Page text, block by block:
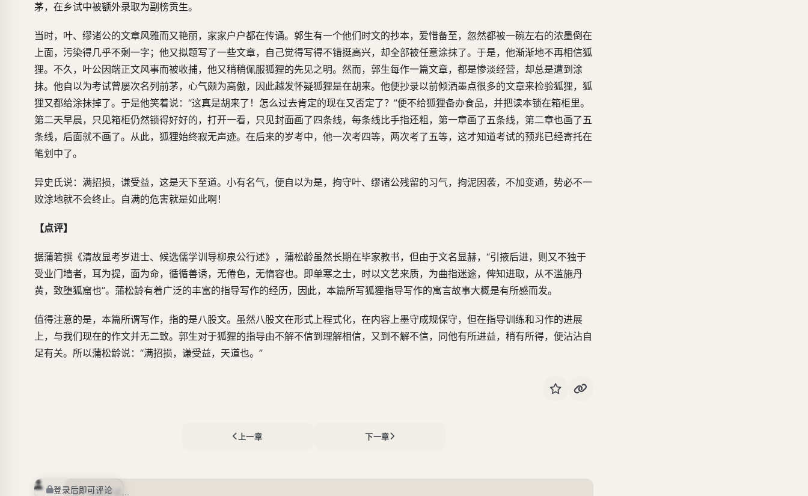
茅，在乡试中被额外录取为副榜贡生。
当时，叶、缪诸公的文章风雅而又艳丽，家家户户都在传诵。郭生有一个他们时文的抄本，爱惜备至，忽然都被一碗左右的浓墨倒在
上面，污染得几乎不剩一字；他又拟题写了一些文章，自己觉得写得不错挺高兴，却全部被任意涂抹了。于是，他渐渐地不再相信狐
狸。不久，叶公因端正文风事而被收捕，他又稍稍佩服狐狸的先见之明。然而，郭生每作一篇文章，都是惨淡经营，却总是遭到涂
抹。他自以为考试曾屡次名列前茅，心气颇为高傲，因此越发怀疑狐狸是在胡来。他便抄录以前倾洒墨点很多的文章来检验狐狸，狐
狸又都给涂抹掉了。于是他笑着说：“这真是胡来了！怎么过去肯定的现在又否定了？”便不给狐狸备办食品，并把读本锁在箱柜里。
第二天早晨，只见箱柜仍然锁得好好的，打开一看，只见封面画了四条线，每条线比手指还粗，第一章画了五条线，第二章也画了五
条线，后面就不画了。从此，狐狸始终寂无声迹。在后来的岁考中，他一次考四等，两次考了五等，这才知道考试的预兆已经寄托在
笔划中了。
异史氏说：满招损，谦受益，这是天下至道。小有名气，便自以为是，拘守叶、缪诸公残留的习气，拘泥因袭，不加变通，势必不一
败涂地就不会终止。自满的危害就是如此啊！
【点评】
据蒲箬撰《清故显考岁进士、候选儒学训导柳泉公行述》，蒲松龄虽然长期在毕家教书，但由于文名显赫，“引掖后进，则又不独于
受业门墙者，耳为提，面为命，循循善诱，无倦色，无惰容也。即单寒之士，时以文艺来质，为曲指迷途，俾知进取，从不滥施丹
黄，致堕狐窟也”。蒲松龄有着广泛的丰富的指导写作的经历，因此，本篇所写狐狸指导写作的寓言故事大概是有所感而发。
值得注意的是，本篇所谓写作，指的是八股文。虽然八股文在形式上程式化，在内容上墨守成规保守，但在指导训练和习作的进展
上，与我们现在的作文并无二致。郭生对于狐狸的指导由不解不信到理解相信，又到不解不信，同他有所进益，稍有所得，便沾沾自
足有关。所以蒲松龄说：“满招损，谦受益，天道也。”
上一章 下一章
登录后即可评论